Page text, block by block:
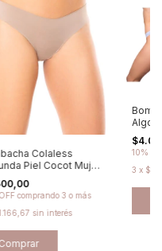
Colaless
Piel Cocot Mujer
6194
comprando 3 o más
sin interés
10%
3 x